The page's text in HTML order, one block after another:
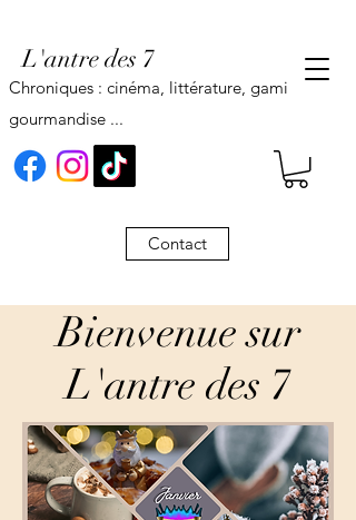
L'antre des 7
Contact
Chroniques : cinéma, littérature, gaming,
gourmandise ...
Bienvenue sur
L'antre des 7